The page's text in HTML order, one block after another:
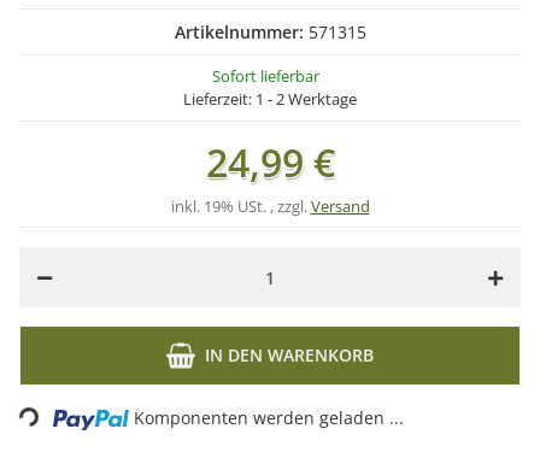
Artikelnummer: 571315
Sofort lieferbar
Lieferzeit: 1 - 2 Werktage
24,99 €
inkl. 19% USt. , zzgl.Versand
IN DEN WARENKORB
Loading... Komponenten werden geladen ...